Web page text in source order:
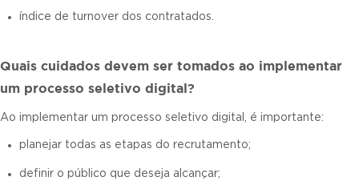
índice de turnover dos contratados.
Quais cuidados devem ser tomados ao implementar
um processo seletivo digital?
Ao implementar um processo seletivo digital, é importante:
planejar todas as etapas do recrutamento;
definir o público que deseja alcançar;